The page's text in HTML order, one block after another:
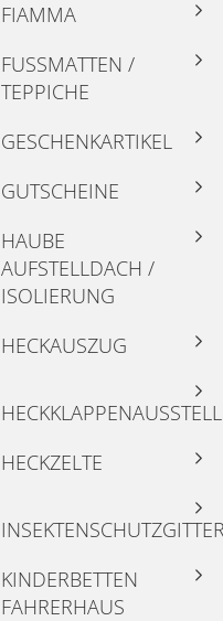
FIAMMA
FUSSMATTEN / T
EPPICHE
GESCHENKARTIKEL
GUTSCHEINE
HAUBE
AUFSTELLDACH /
ISOLIERUNG
HECKAUSZUG
HECKZELTE
INSEKTENSCHUTZGITTER
KINDERBETTEN
FAHRERHAUS